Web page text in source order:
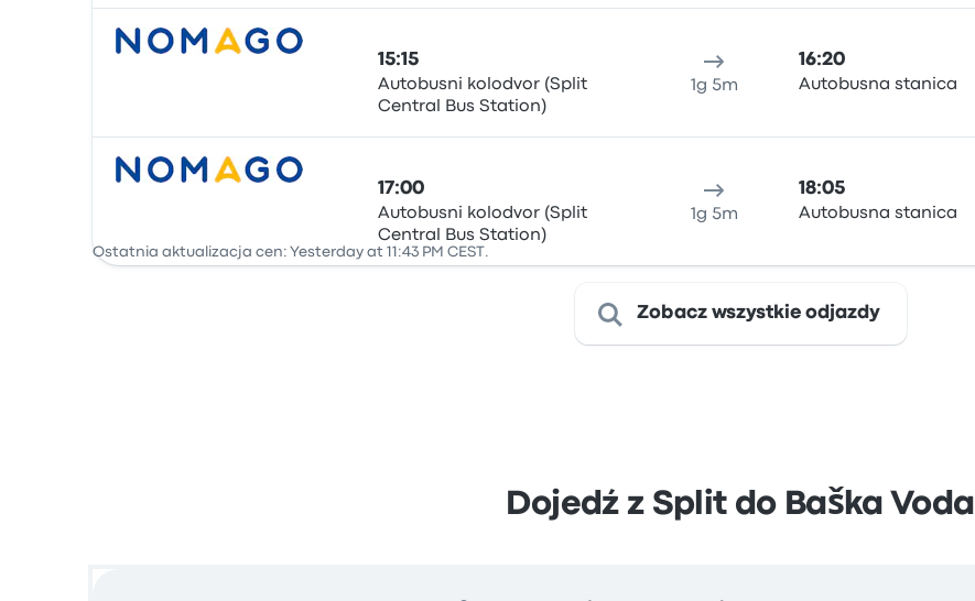
15:15
Autobusni kolodvor (Split
Central Bus Station)
1g 5m
16:20
Autobusna stanica
17:00
Autobusni kolodvor (Split
Central Bus Station)
1g 5m
18:05
Autobusna stanica
Ostatnia aktualizacja cen: Yesterday at 11:43 PM CEST.
Zobacz wszystkie odjazdy
Dojedź z Split do Baška Voda